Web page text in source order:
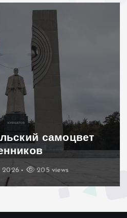
дерево»:
решение
2026 195 views